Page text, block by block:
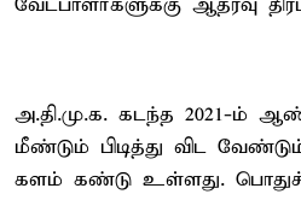
அ.தி.மு.க. கடந்த 2021-ம்
மீண்டும் பிடித்து விட
களம் கண்டு உள்ளது.